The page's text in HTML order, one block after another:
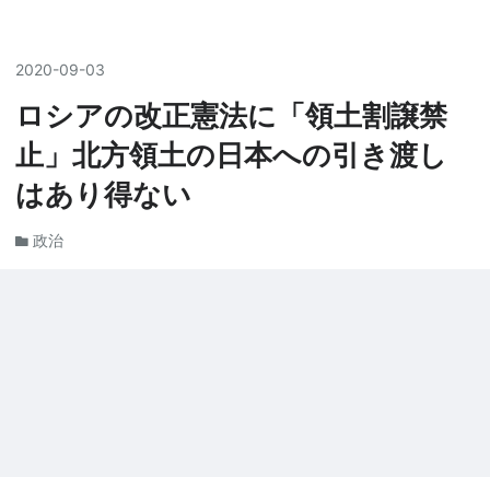
2020-09-03
ロシアの改正憲法に「領土割譲禁
止」北方領土の日本への引き渡し
はあり得ない
政治